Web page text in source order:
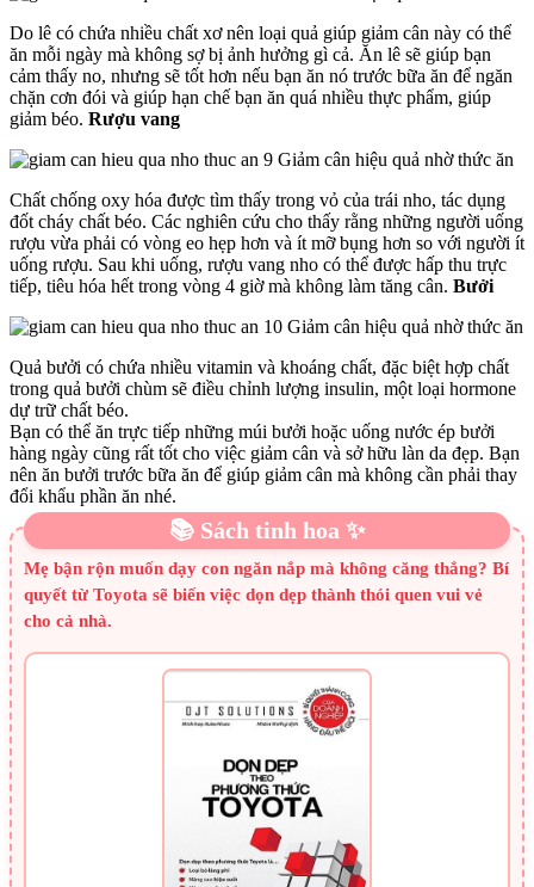
Do lê có chứa nhiều chất xơ nên loại quả giúp giảm cân này có thể
ăn mỗi ngày mà không sợ bị ảnh hưởng gì cả. Ăn lê sẽ giúp bạn
cảm thấy no, nhưng sẽ tốt hơn nếu bạn ăn nó trước bữa ăn để ngăn
chặn cơn đói và giúp hạn chế bạn ăn quá nhiều thực phẩm, giúp
giảm béo. Rượu vang
Chất chống oxy hóa được tìm thấy trong vỏ của trái nho, tác dụng
đốt cháy chất béo. Các nghiên cứu cho thấy rằng những người uống
rượu vừa phải có vòng eo hẹp hơn và ít mỡ bụng hơn so với người ít
uống rượu. Sau khi uống, rượu vang nho có thể được hấp thu trực
tiếp, tiêu hóa hết trong vòng 4 giờ mà không làm tăng cân. Bưởi
Quả bưởi có chứa nhiều vitamin và khoáng chất, đặc biệt hợp chất
trong quả bưởi chùm sẽ điều chỉnh lượng insulin, một loại hormone
dự trữ chất béo.
Bạn có thể ăn trực tiếp những múi bưởi hoặc uống nước ép bưởi
hàng ngày cũng rất tốt cho việc giảm cân và sở hữu làn da đẹp. Bạn
nên ăn bưởi trước bữa ăn để giúp giảm cân mà không cần phải thay
đổi khẩu phần ăn nhé.
📚 Sách tinh hoa ✨
Mẹ bận rộn muốn dạy con ngăn nắp mà không căng thẳng? Bí
quyết từ Toyota sẽ biến việc dọn dẹp thành thói quen vui vẻ
cho cả nhà.